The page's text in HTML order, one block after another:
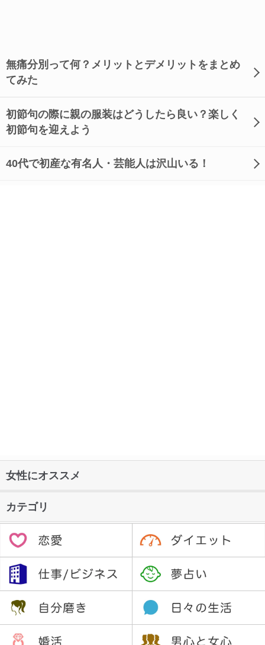
無痛分別って何？メリットとデメリットをまとめ
てみた
初節句の際に親の服装はどうしたら良い？楽しく
初節句を迎えよう
40代で初産な有名人・芸能人は沢山いる！
女性にオススメ
カテゴリ